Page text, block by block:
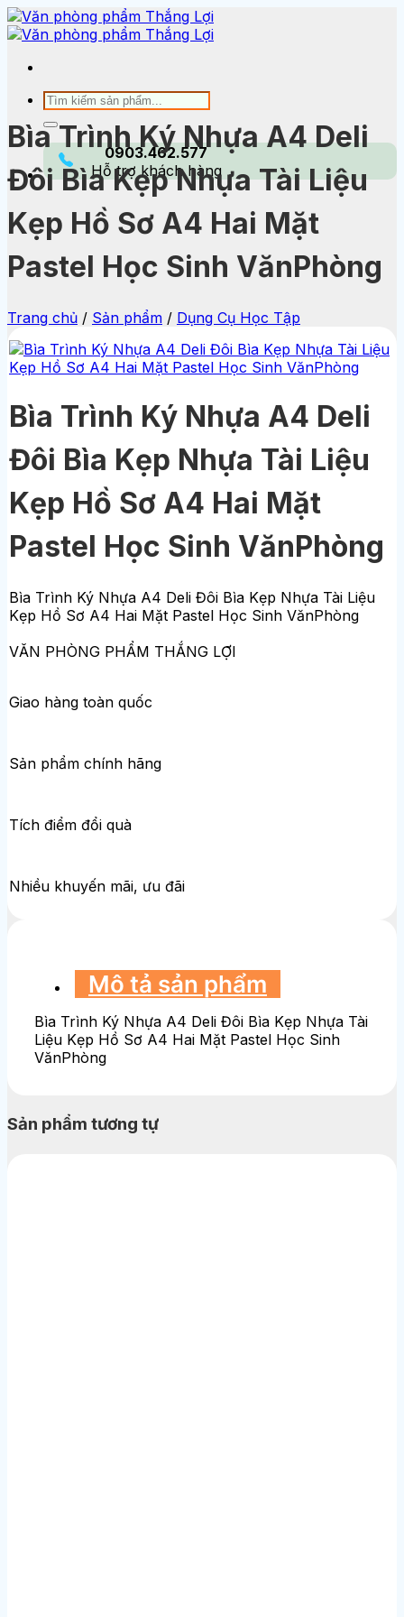
Bỏ
qua
dung
Tìm
0903.462.577
Hỗ trợ khách hàng
Bìa Trình Ký Nhựa A4 Deli
Đôi Bìa Kẹp Nhựa Tài Liệu
Kẹp Hồ Sơ A4 Hai Mặt
Pastel Học Sinh VănPhòng
Trang chủ / Sản phẩm / Dụng Cụ Học Tập
Bìa Trình Ký Nhựa A4 Deli
Đôi Bìa Kẹp Nhựa Tài Liệu
Kẹp Hồ Sơ A4 Hai Mặt
Pastel Học Sinh VănPhòng
Bìa Trình Ký Nhựa A4 Deli Đôi Bìa Kẹp Nhựa Tài Liệu
Kẹp Hồ Sơ A4 Hai Mặt Pastel Học Sinh VănPhòng
VĂN PHÒNG PHẨM THẮNG LỢI
Giao hàng toàn quốc
Sản phẩm chính hãng
Tích điểm đổi quà
Nhiều khuyến mãi, ưu đãi
Mô tả sản phẩm
Bìa Trình Ký Nhựa A4 Deli Đôi Bìa Kẹp Nhựa Tài
Liệu Kẹp Hồ Sơ A4 Hai Mặt Pastel Học Sinh
VănPhòng
Sản phẩm tương tự